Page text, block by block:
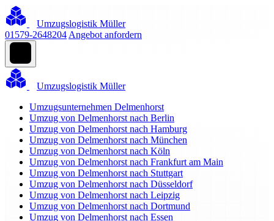
Umzugslogistik Müller
01579-2648204 Angebot anfordern
Umzugslogistik Müller
Umzugsunternehmen Delmenhorst
Umzug von Delmenhorst nach Berlin
Umzug von Delmenhorst nach Hamburg
Umzug von Delmenhorst nach München
Umzug von Delmenhorst nach Köln
Umzug von Delmenhorst nach Frankfurt am Main
Umzug von Delmenhorst nach Stuttgart
Umzug von Delmenhorst nach Düsseldorf
Umzug von Delmenhorst nach Leipzig
Umzug von Delmenhorst nach Dortmund
Umzug von Delmenhorst nach Essen